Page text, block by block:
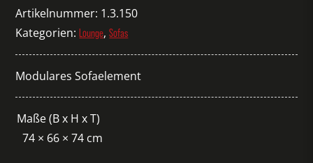
Menge
Artikelnummer: 1.3.150
Kategorien:Lounge,Sofas
Modulares Sofaelement
Maße (B x H x T)
74 × 66 × 74 cm